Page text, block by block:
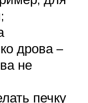
дрова –
не
печку